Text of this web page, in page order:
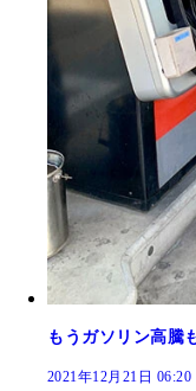
もうガソリン高騰
2021年12月21日 06:20